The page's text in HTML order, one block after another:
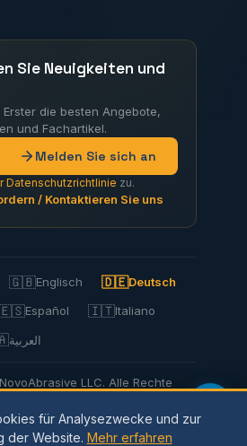
Sie Neuigkeiten und
Erster die besten Angebote,
und Fachartikel.
Melden Sie sich an
Datenschutzrichtlinie zu.
/ Kontaktieren Sie uns
🇬🇧Englisch 🇩🇪Deutsch
Español 🇮🇹Italiano
العربية
LLC. Alle Rechte
Cookie-Richtlinien
Versand & ZahlungRückgabe
für Analysezwecke und zur
der Website. Mehr erfahren